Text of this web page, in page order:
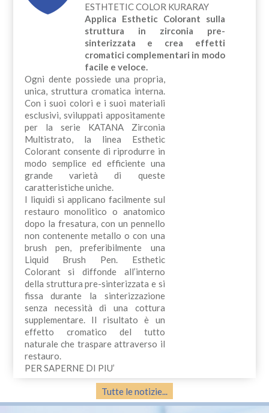
ESTHTETIC COLOR KURARAY
Applica Esthetic Colorant sulla
struttura in zirconia pre-
sinterizzata e crea effetti
cromatici complementari in modo
facile e veloce.
Ogni dente possiede una propria,
unica, struttura cromatica interna.
Con i suoi colori e i suoi materiali
esclusivi, sviluppati appositamente
per la serie KATANA Zirconia
Multistrato, la linea Esthetic
Colorant consente di riprodurre in
modo semplice ed efficiente una
grande varietà di queste
caratteristiche uniche.
I liquidi si applicano facilmente sul
restauro monolitico o anatomico
dopo la fresatura, con un pennello
non contenente metallo o con una
brush pen, preferibilmente una
Liquid Brush Pen. Esthetic
Colorant si diffonde all’interno
della struttura pre-sinterizzata e si
fissa durante la sinterizzazione
senza necessità di una cottura
supplementare. Il risultato è un
effetto cromatico del tutto
naturale che traspare attraverso il
restauro.
PER SAPERNE DI PIU’
Tutte le notizie...